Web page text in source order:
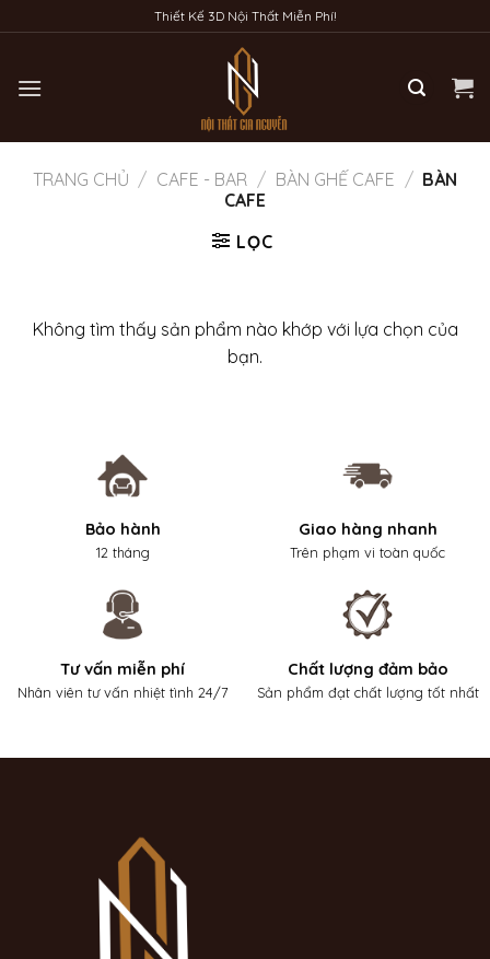
qua
dung
Thiết Kế 3D Nội Thất Miễn Phí!
TRANG CHỦ / CAFE - BAR / BÀN GHẾ CAFE / BÀN
CAFE
LỌC
Không tìm thấy sản phẩm nào khớp với lựa chọn của
bạn.
Bảo hành
12 tháng
Giao hàng nhanh
Trên phạm vi toàn quốc
Tư vấn miễn phí
Nhân viên tư vấn nhiệt tình 24/7
Chất lượng đảm bảo
Sản phẩm đạt chất lượng tốt nhất